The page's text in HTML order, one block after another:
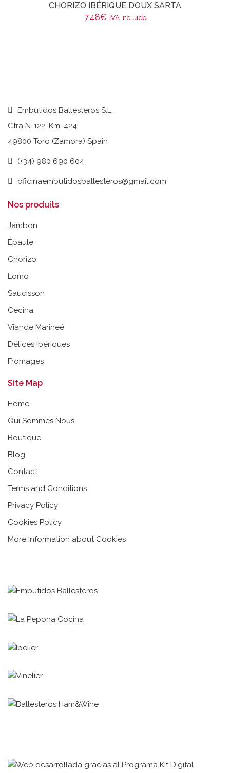
CHORIZO IBÉRIQUE DOUX SARTA
7,48€ IVA incluido
Embutidos Ballesteros S.L.
Ctra N-122, Km. 424
49800 Toro (Zamora) Spain
(+34) 980 690 604
oficinaembutidosballesteros@gmail.com
Nos produits
Jambon
Épaule
Chorizo
Lomo
Saucisson
Cécina
Viande Marineé
Délices Ibériques
Fromages
Site Map
Home
Qui Sommes Nous
Boutique
Blog
Contact
Terms and Conditions
Privacy Policy
Cookies Policy
More Information about Cookies